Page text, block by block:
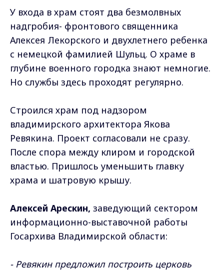
У входа в храм стоят два безмолвных
надгробия- фронтового священника
Алексея Лекорского и двухлетнего ребенка
с немецкой фамилией Шульц. О храме в
глубине военного городка знают немногие.
Но службы здесь проходят регулярно.
Строился храм под надзором
владимирского архитектора Якова
Ревякина. Проект согласовали не сразу.
После спора между клиром и городской
властью. Пришлось уменьшить главку
храма и шатровую крышу.
Алексей Арескин, заведующий сектором
информационно-выставочной работы
Госархива Владимирской области:
- Ревякин предложил построить церковь